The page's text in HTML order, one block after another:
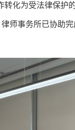
化为受法律保护
师事务所已协助完